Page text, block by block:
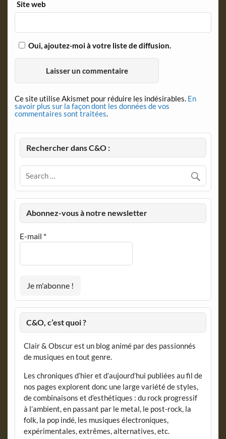
Site web
Oui, ajoutez-moi à votre liste de diffusion.
Ce site utilise Akismet pour réduire les indésirables. En
savoir plus sur la façon dont les données de vos
commentaires sont traitées.
Rechercher dans C&O :
Abonnez-vous à notre newsletter
E-mail *
C&O, c’est quoi ?
Clair & Obscur est un blog animé par des passionnés
de musiques en tout genre.
Les chroniques d’hier et d’aujourd’hui publiées au fil de
nos pages explorent donc une large variété de styles,
de combinaisons et d’esthétiques : du rock progressif
à l’ambient, en passant par le metal, le post-rock, la
folk, la pop indé, les musiques électroniques,
expérimentales, extrêmes, alternatives, etc.